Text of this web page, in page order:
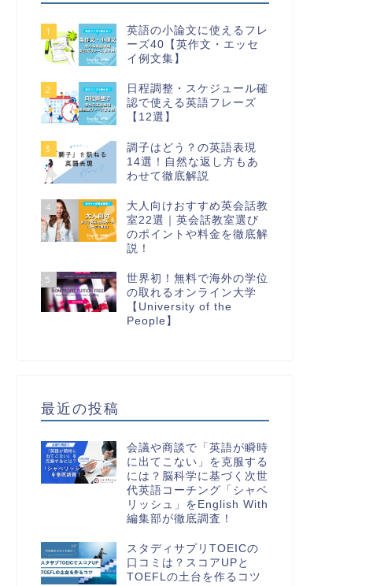
1
英語の小論文に使えるフレ
ーズ40【英作文・エッセ
イ例文集】
2
日程調整・スケジュール確
認で使える英語フレーズ
【12選】
3
調子はどう？の英語表現
14選！自然な返し方もあ
わせて徹底解説
4
大人向けおすすめ英会話教
室22選｜英会話教室選び
のポイントや料金を徹底解
説！
5
世界初！無料で海外の学位
の取れるオンライン大学
【University of the
People】
最近の投稿
会議や商談で「英語が瞬時
に出てこない」を克服する
には？脳科学に基づく次世
代英語コーチング「シャベ
リッシュ」をEnglish With
編集部が徹底調査！
スタディサプリTOEICの
口コミは？スコアUPと
TOEFLの土台を作るコツ